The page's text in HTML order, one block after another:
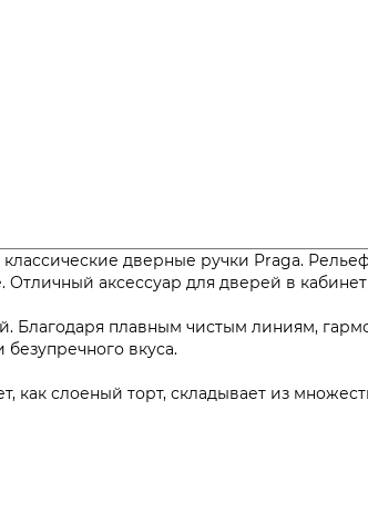
дверные ручки Praga.
Отличный аксессуар для дверей в
Благодаря плавным чистым линиям,
и безупречного вкуса.
как слоеный торт, складывает из